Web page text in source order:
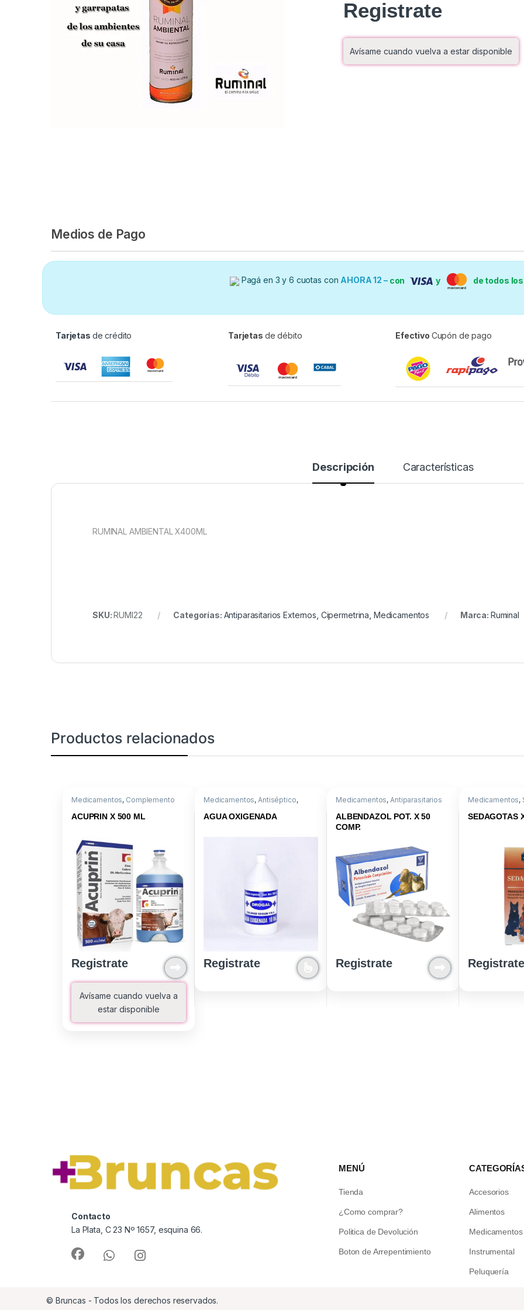
Registrate
Avísame cuando vuelva a estar disponible
Medios de Pago
Pagá en 3 y 6 cuotas con AHORA 12 – con y de todos
Tarjetas de crédito Tarjetas de débito Efectivo Cupón de pago
Descripción Características
RUMINAL AMBIENTAL X400ML
SKU:RUMI22 Categorías: Antiparasitarios Externos Cipermetrina Medicamentos Marca: Ruminal
Productos relacionados
Medicamentos, Complemento
Cu+Zn+Metionina
ACUPRIN X 500 ML
Registrate
Avísame cuando vuelva a
estar disponible
Medicamentos,Antiséptico,
Descartables o Instrumental
AGUA OXIGENADA
Registrate
Medicamentos,Antiparasitarios
Albendazol 500/
Prazicuantel 50
ALBENDAZOL POT. X 50
COMP.
Registrate
Medicamentos,
SEDAGOTAS
Registrate
Contacto
La Plata, C 23 Nº 1657, esquina 66.
MENÚ
Tienda
¿Como comprar?
Politica de Devolución
Boton de Arrepentimiento
Accesorios
Alimentos
Medicamentos
Instrumental
Peluquería
© Bruncas - Todos los derechos reservados.